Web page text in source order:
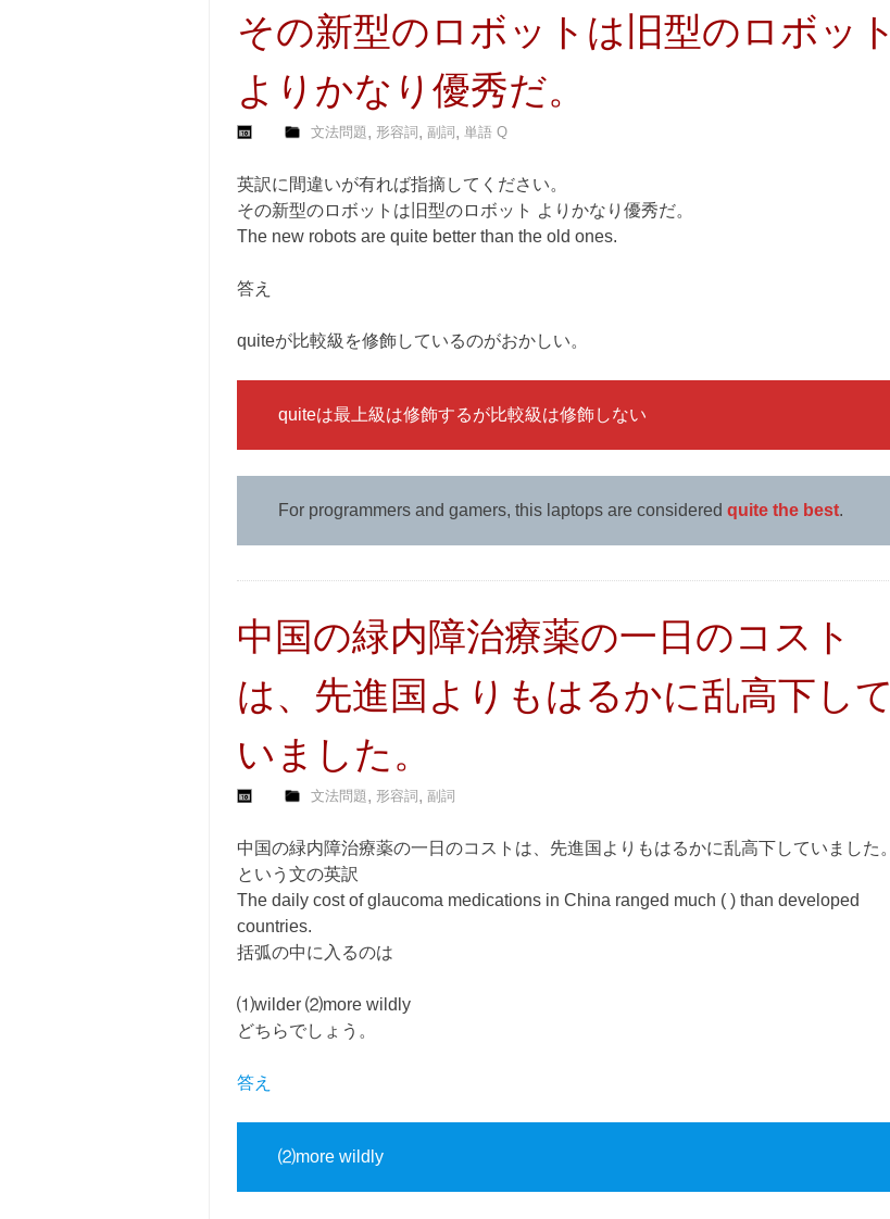
その新型のロボットは旧型のロボット
よりかなり優秀だ。
文法問題, 形容詞 , 副詞 , 単語 Q
英訳に間違いが有れば指摘してください。
その新型のロボットは旧型のロボット よりかなり優秀だ。
The new robots are quite better than the old ones.
答え
quiteが比較級を修飾しているのがおかしい。
quiteは最上級は修飾するが比較級は修飾しない
For programmers and gamers, this laptops are considered quite the best.
中国の緑内障治療薬の一日のコスト
は、先進国よりもはるかに乱高下して
いました。
文法問題, 形容詞 , 副詞
中国の緑内障治療薬の一日のコストは、先進国よりもはるかに乱高下していました。
という文の英訳
The daily cost of glaucoma medications in China ranged much ( ) than developed
countries.
括弧の中に入るのは
⑴wilder ⑵more wildly
どちらでしょう。
答え
⑵more wildly